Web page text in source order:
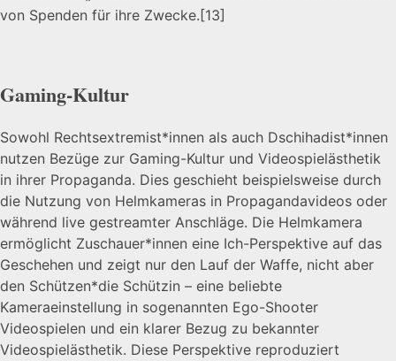
von Spenden für ihre Zwecke.[13]
Gaming-Kultur
Sowohl Rechtsextremist*innen als auch Dschihadist*innen
nutzen Bezüge zur Gaming-Kultur und Videospielästhetik
in ihrer Propaganda. Dies geschieht beispielsweise durch
die Nutzung von Helmkameras in Propagandavideos oder
während live gestreamter Anschläge. Die Helmkamera
ermöglicht Zuschauer*innen eine Ich-Perspektive auf das
Geschehen und zeigt nur den Lauf der Waffe, nicht aber
den Schützen*die Schützin – eine beliebte
Kameraeinstellung in sogenannten Ego-Shooter
Videospielen und ein klarer Bezug zu bekannter
Videospielästhetik. Diese Perspektive reproduziert